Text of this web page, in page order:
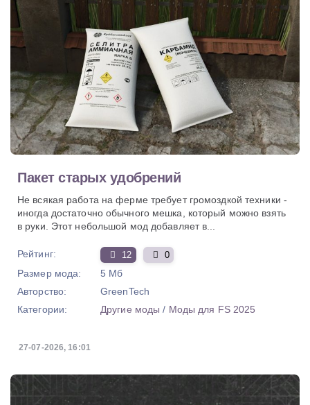
Пакет старых удобрений
Не всякая работа на ферме требует громоздкой техники -
иногда достаточно обычного мешка, который можно взять
в руки. Этот небольшой мод добавляет в...
Рейтинг: 12 0
Размер мода:
5 Мб
Авторство:
GreenTech
Категории:
Другие моды / Моды для FS 2025
27-07-2026, 16:01